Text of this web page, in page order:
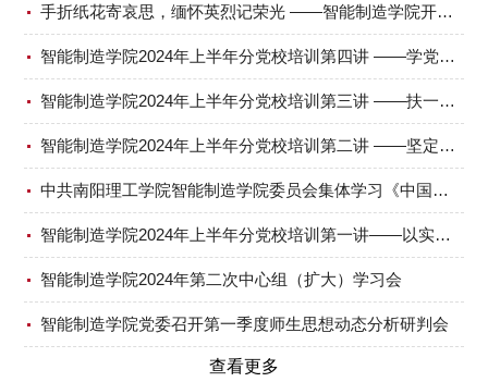
手折纸花寄哀思，缅怀英烈记荣光 ——智能制造学院开展清明节“缅怀英烈·薪火相承”活动
智能制造学院2024年上半年分党校培训第四讲 ——学党史，讲廉洁
智能制造学院2024年上半年分党校培训第三讲 ——扶一把、系一扣、助一力，切实端正入党动机
智能制造学院2024年上半年分党校培训第二讲 ——坚定理想信念，争做新时代有为青年
中共南阳理工学院智能制造学院委员会集体学习《中国共产党纪律处分条例》
智能制造学院2024年上半年分党校培训第一讲——以实际行动争取做一名合格的共产党员
智能制造学院2024年第二次中心组（扩大）学习会
智能制造学院党委召开第一季度师生思想动态分析研判会
查看更多